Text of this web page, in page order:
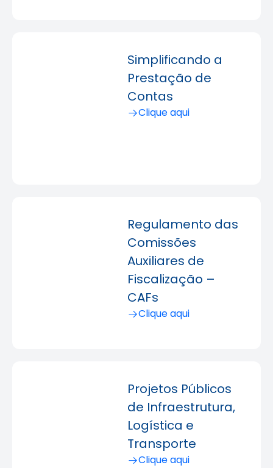
Simplificando a
Prestação de
Contas
Clique aqui
Regulamento das
Comissões
Auxiliares de
Fiscalização –
CAFs
Clique aqui
Projetos Públicos
de Infraestrutura,
Logística e
Transporte
Clique aqui